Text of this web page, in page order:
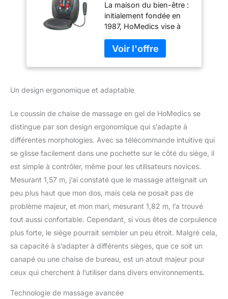
pour massage du
dos, relaxer le dos,
le cou, les épaules,
pétrissage profond,
chaleur apaisante,
nœud de gel,
traitement au
pour la maison
La maison du bien-être :
initialement fondée en
1987, HoMedics vise à
domestique sain qui
vous aide à détendre
votre corps, à vous
simplifier la vie.
recréant l'action circulaire
du pouce et la sensation
de paume d'un
massothérapeute
shiatsu à travers les
nœuds shiatsu en gel,
vous pouvez profiter de
la libération heureuse et
de la relaxation ultime.
Massage relaxant à
domicile : avoir un
masseur à la maison est
détendre. Le masseur
Shiatsu portable
HoMedics est léger,
ajout à chaque foyer.
Un design ergonomique et adaptable
Le coussin de chaise de massage en gel de HoMedics se
distingue par son design ergonomique qui s’adapte à
différentes morphologies. Avec sa télécommande intuitive qui
se glisse facilement dans une pochette sur le côté du siège, il
est simple à contrôler, même pour les utilisateurs novices.
Mesurant 1,57 m, j’ai constaté que le massage atteignait un
peu plus haut que mon dos, mais cela ne posait pas de
problème majeur, et mon mari, mesurant 1,82 m, l’a trouvé
tout aussi confortable. Cependant, si vous êtes de corpulence
plus forte, le siège pourrait sembler un peu étroit. Malgré cela,
sa capacité à s’adapter à différents sièges, que ce soit un
canapé ou une chaise de bureau, est un atout majeur pour
ceux qui cherchent à l’utiliser dans divers environnements.
Technologie de massage avancée